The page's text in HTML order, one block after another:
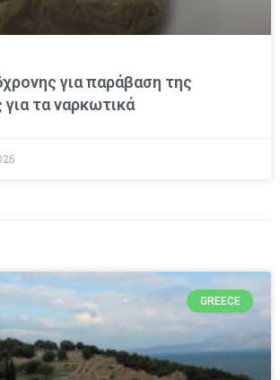
για παράβαση της
τα ναρκωτικά
GREECE